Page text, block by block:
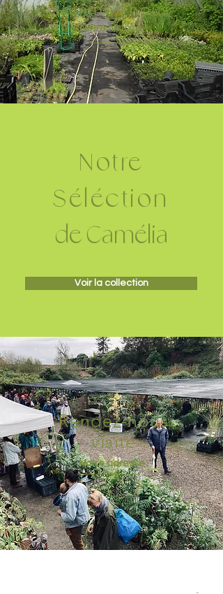
sommes-nous
Notre histoire
Notre
Séléction
de Camélia
Voir la collection
Rendez-nous
visite
Notre adresse